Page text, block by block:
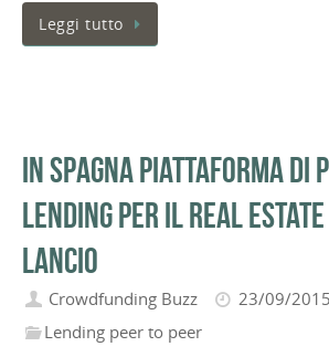
Leggi tutto
In Spagna piattaforma di
lending per il Real
lancio
Crowdfunding Buzz
23/09/2015
Lending peer to peer